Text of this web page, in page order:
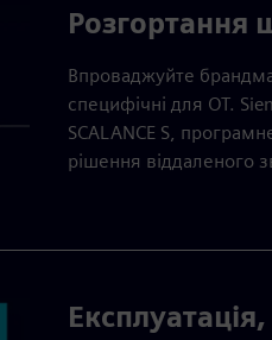
Розгортання
Впроваджуйте
специфічні для ОТ.
SCALANCE S,
рішення віддаленого